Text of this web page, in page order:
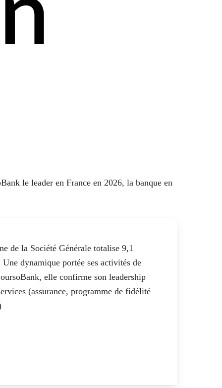
le leader en France en 2026, la banque en
de la Société Généraletotalise 9,1
dynamique portée ses activités de
elle confirme son leadership
(assurance, programme de fidélité